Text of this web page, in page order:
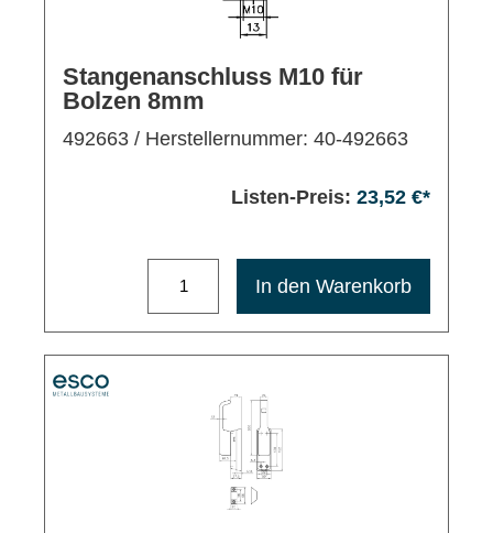
Stangenanschluss M10 für
Bolzen 8mm
492663 / Herstellernummer: 40-492663
Listen-Preis: 23,52 €*
In den Warenkorb